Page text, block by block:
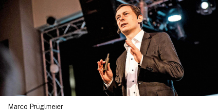
Marco Prüglmeier